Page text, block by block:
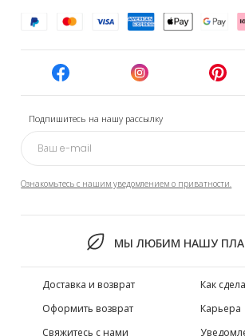
Подпишитесь на нашу рассылку
Ознакомьтесь с нашим уведомлением о приватности.
МЫ ЛЮБИМ НАШУ
Доставка и возврат
Оформить возврат
Свяжитесь с нами
Как
Карьера